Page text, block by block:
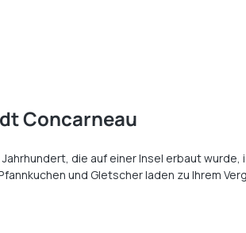
Concarneau
die auf einer Insel erbaut wurde,
und Gletscher laden zu Ihrem